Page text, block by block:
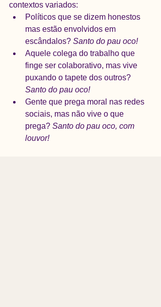
contextos variados:
Políticos que se dizem honestos
mas estão envolvidos em
escândalos? Santo do pau oco!
Aquele colega do trabalho que
finge ser colaborativo, mas vive
puxando o tapete dos outros?
Santo do pau oco!
Gente que prega moral nas redes
sociais, mas não vive o que
prega? Santo do pau oco, com
louvor!